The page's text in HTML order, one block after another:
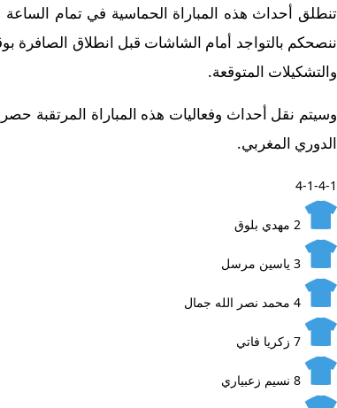
ننصحكم بالتواجد أمام الشاشات قبل انطلاق الصافرة
والتشكيلات المتوقعة.
​وسيتم نقل أحداث وفعاليات هذه المباراة المرتقبة
الدوري المغربي.
4-1-4-1
2 مهدي بلوق
3 ياسين مرسل
4 محمد نصر الله جمال
7 زكريا فاتي
8 نسيم زعبياري